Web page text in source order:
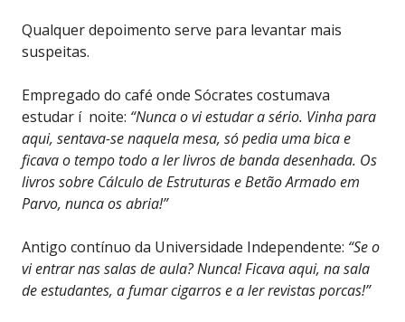
Qualquer depoimento serve para levantar mais
suspeitas.
Empregado do café onde Sócrates costumava
estudar í noite: “Nunca o vi estudar a sério. Vinha para
aqui, sentava-se naquela mesa, só pedia uma bica e
ficava o tempo todo a ler livros de banda desenhada. Os
livros sobre Cálculo de Estruturas e Betão Armado em
Parvo, nunca os abria!”
Antigo contínuo da Universidade Independente: “Se o
vi entrar nas salas de aula? Nunca! Ficava aqui, na sala
de estudantes, a fumar cigarros e a ler revistas porcas!”